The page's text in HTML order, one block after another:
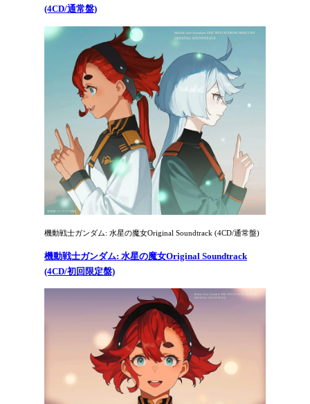
(4CD/通常盤)
機動戦士ガンダム: 水星の魔女Original Soundtrack (4CD/通常盤)
機動戦士ガンダム: 水星の魔女Original Soundtrack
(4CD/初回限定盤)